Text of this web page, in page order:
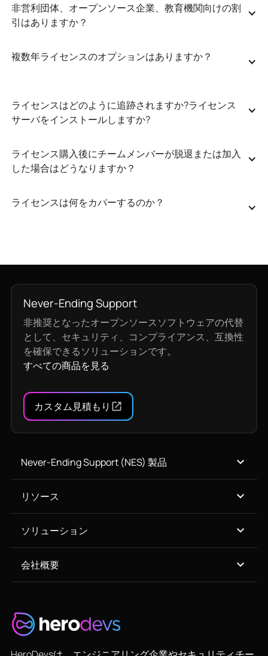
非営利団体、オープンソース企業、教育機関向けの割
引はありますか？
複数年ライセンスのオプションはありますか？
ライセンスはどのように追跡されますか?ライセンス
サーバをインストールしますか?
ライセンス購入後にチームメンバーが脱退または加入
した場合はどうなりますか？
ライセンスは何をカバーするのか？
Never-Ending Support
非推奨となったオープンソースソフトウェアの代替
として、セキュリティ、コンプライアンス、互換性
を確保できるソリューションです。
すべての商品を見る
カスタム見積もり
Never-Ending Support (NES) 製品
リソース
ソリューション
会社概要